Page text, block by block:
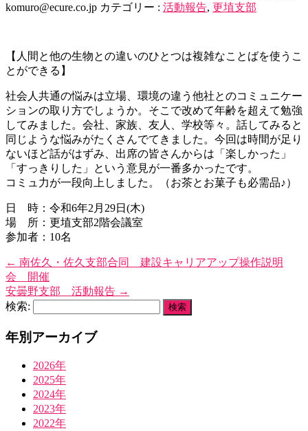
komuro@ecure.co.jp カテゴリー : 活動報告, 更埴支部
【人間と他の生物との違いのひとつは複雑なことばを使うこ
とができる】
社会人共通の悩みは立場、環境の違う他社とのコミュニケー
ションの取り方でしょうか。そこで改めて年齢を超えて勉強
してみました。会社、家族、友人、学校等々。話してみると
同じような悩みがたくさんでてきました。今回は時間が足り
ないほど話がはずみ、出席の皆さんからは「楽しかった」
「すっきりした」という意見が一番多かったです。
コミュ力が一段向上しました。（お茶とお菓子も必需品♪）
日 時：令和6年2月29日(木)
場 所：更埴支部2階会議室
参加者：10名
← 南佐久・佐久支部合同 建設キャリアアップ操作説明
会 開催
安曇野支部 活動報告 →
検索:
年別アーカイブ
2026年
2025年
2024年
2023年
2022年